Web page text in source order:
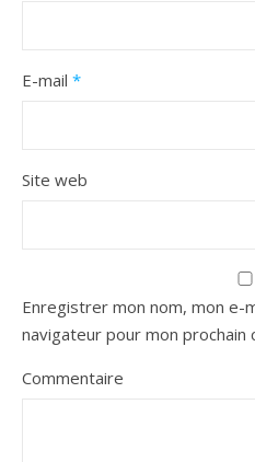
E-mail *
Site web
Enregistrer mon nom, mon e-
navigateur pour mon prochain
Commentaire